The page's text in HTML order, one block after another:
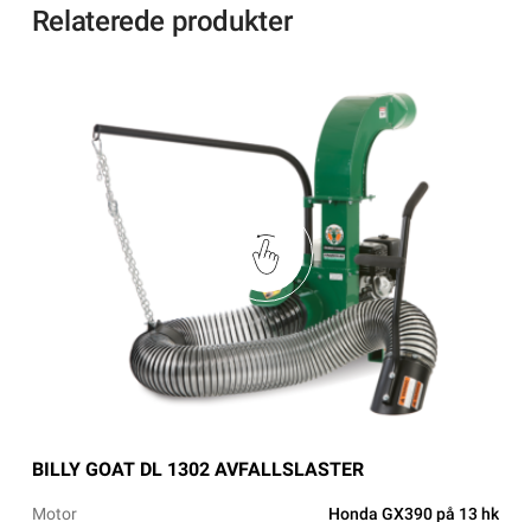
Relaterede produkter
BILLY GOAT DL 1302 AVFALLSLASTER
Motor Honda GX390 på 13 hk